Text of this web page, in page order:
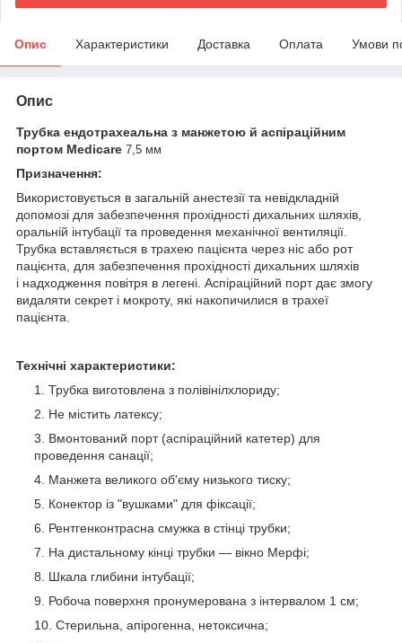
Опис Характеристики Доставка Оплата Умови
Опис
Трубка ендотрахеальна з манжетою й аспіраційним
портом Medicare 7,5 мм
Призначення:
Використовується в загальній анестезії та невідкладній
допомозі для забезпечення прохідності дихальних шляхів,
оральній інтубації та проведення механічної вентиляції.
Трубка вставляється в трахею пацієнта через ніс або рот
пацієнта, для забезпечення прохідності дихальних шляхів
і надходження повітря в легені. Аспіраційний порт дає змогу
видаляти секрет і мокроту, які накопичилися в трахеї
пацієнта.
Технічні характеристики:
Трубка виготовлена з полівінілхлориду;
Не містить латексу;
Вмонтований порт (аспіраційний катетер) для
проведення санації;
Манжета великого об'єму низького тиску;
Конектор із "вушками" для фіксації;
Рентгенконтрасна смужка в стінці трубки;
На дистальному кінці трубки — вікно Мерфі;
Шкала глибини інтубації;
Робоча поверхня пронумерована з інтервалом 1 см;
Стерильна, апірогенна, нетоксична;